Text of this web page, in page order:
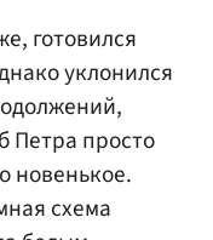
готовился
уклонился
Петра просто
новенькое.
схема